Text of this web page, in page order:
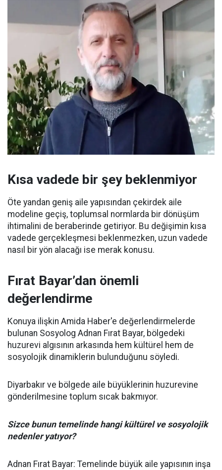
Kısa vadede bir şey beklenmiyor
Öte yandan geniş aile yapısından çekirdek aile
modeline geçiş, toplumsal normlarda bir dönüşüm
ihtimalini de beraberinde getiriyor. Bu değişimin kısa
vadede gerçekleşmesi beklenmezken, uzun vadede
nasıl bir yön alacağı ise merak konusu.
Fırat Bayar’dan önemli
değerlendirme
Konuya ilişkin Amida Haber'e değerlendirmelerde
bulunan Sosyolog Adnan Fırat Bayar, bölgedeki
huzurevi algısının arkasında hem kültürel hem de
sosyolojik dinamiklerin bulunduğunu söyledi.
Diyarbakır ve bölgede aile büyüklerinin huzurevine
gönderilmesine toplum sıcak bakmıyor.
Sizce bunun temelinde hangi kültürel ve sosyolojik
nedenler yatıyor?
Adnan Fırat Bayar: Temelinde büyük aile yapısının inşa